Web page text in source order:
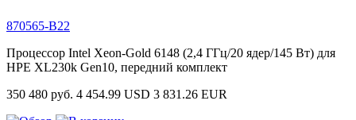
870565-B22
Процессор Intel Xeon-Gold 6148 (2,4 ГГц/20 ядер/145 Вт) для
HPE XL230k Gen10, передний комплект
350 480 руб. 4 454.99 USD 3 831.26 EUR